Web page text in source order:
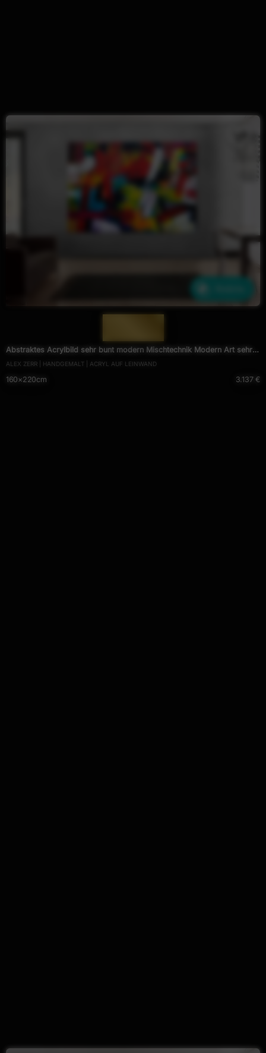
Abstraktes Acrylbild sehr bunt modern Mischtechnik Modern Art sehr
bunt viele Farben zeitgenössisch
ALEX ZERR | HANDGEMALT | ACRYL AUF LEINWAND
160×220cm 3.137 €